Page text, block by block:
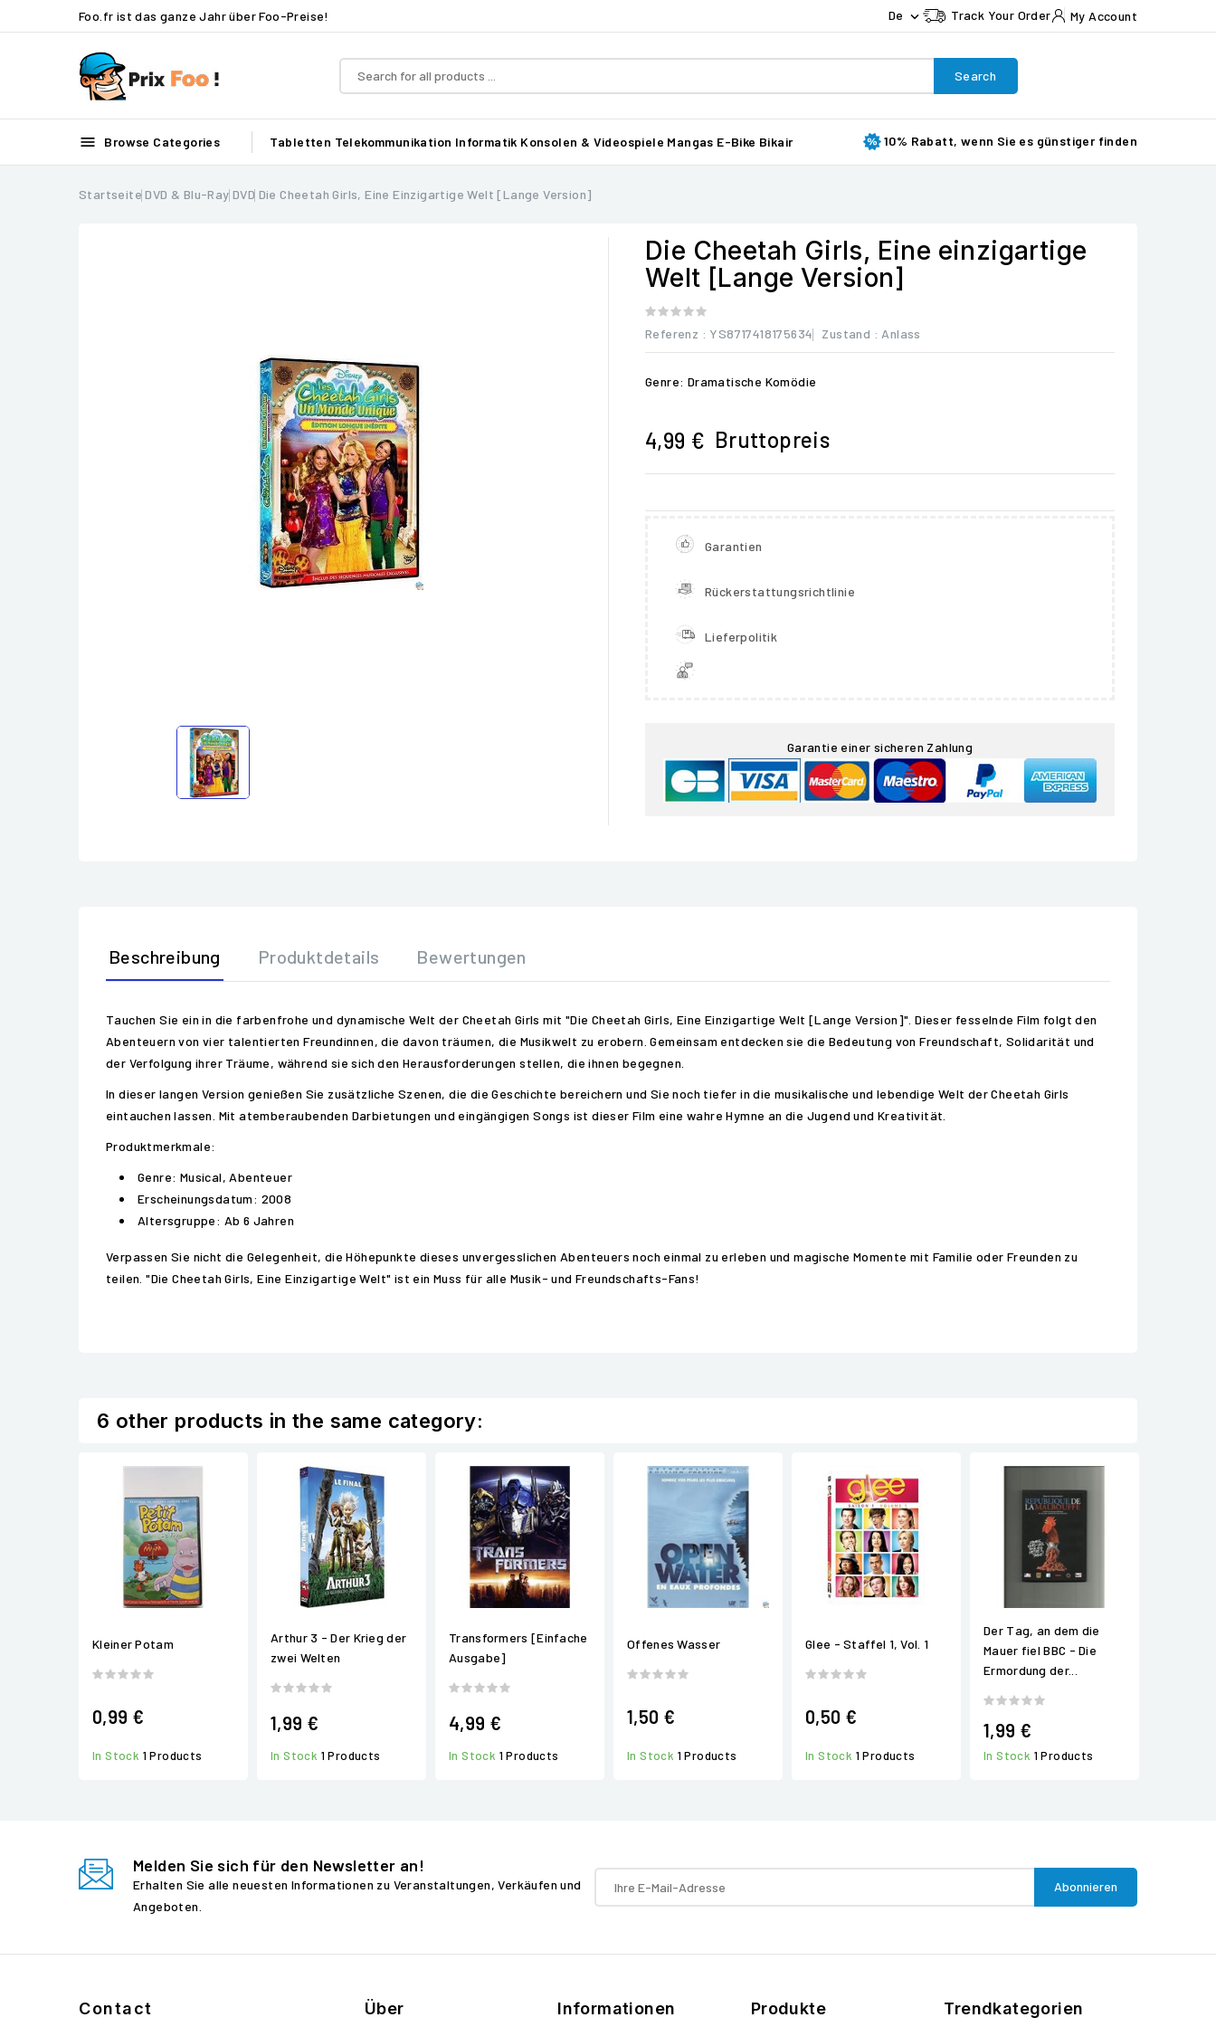
Foo.fr ist das ganze Jahr über Foo-Preise! De  Track Your Order My Account
Search
 Browse Categories Tabletten Telekommunikation Informatik Konsolen & Videospiele Mangas E-Bike Bikair 10% Rabatt, wenn Sie es günstiger finden
Startseite DVD & Blu-Ray DVD Die Cheetah Girls, Eine Einzigartige Welt [Lange Version]
Die Cheetah Girls, Eine einzigartige
Welt [Lange Version]
Referenz : YS8717418175634 Zustand : Anlass
Genre: Dramatische Komödie
4,99 € Bruttopreis
Garantien
Rückerstattungsrichtlinie
Lieferpolitik
Garantie einer sicheren Zahlung
Beschreibung Produktdetails Bewertungen
Tauchen Sie ein in die farbenfrohe und dynamische Welt der Cheetah Girls mit "Die Cheetah Girls, Eine Einzigartige Welt [Lange Version]". Dieser fesselnde Film folgt den
Abenteuern von vier talentierten Freundinnen, die davon träumen, die Musikwelt zu erobern. Gemeinsam entdecken sie die Bedeutung von Freundschaft, Solidarität und
der Verfolgung ihrer Träume, während sie sich den Herausforderungen stellen, die ihnen begegnen.
In dieser langen Version genießen Sie zusätzliche Szenen, die die Geschichte bereichern und Sie noch tiefer in die musikalische und lebendige Welt der Cheetah Girls
eintauchen lassen. Mit atemberaubenden Darbietungen und eingängigen Songs ist dieser Film eine wahre Hymne an die Jugend und Kreativität.
Produktmerkmale:
Genre: Musical, Abenteuer
Erscheinungsdatum: 2008
Altersgruppe: Ab 6 Jahren
Verpassen Sie nicht die Gelegenheit, die Höhepunkte dieses unvergesslichen Abenteuers noch einmal zu erleben und magische Momente mit Familie oder Freunden zu
teilen. "Die Cheetah Girls, Eine Einzigartige Welt" ist ein Muss für alle Musik- und Freundschafts-Fans!
6 other products in the same category:
Kleiner Potam
0,99 €
In Stock 1 Products
Arthur 3 - Der Krieg der
zwei Welten
1,99 €
In Stock 1 Products
Transformers [Einfache
Ausgabe]
4,99 €
In Stock 1 Products
Offenes Wasser
1,50 €
In Stock 1 Products
Glee - Staffel 1, Vol. 1
0,50 €
In Stock 1 Products
Der Tag, an dem die
Mauer fiel BBC - Die
Ermordung der...
1,99 €
In Stock 1 Products
Melden Sie sich für den Newsletter an!
Erhalten Sie alle neuesten Informationen zu Veranstaltungen, Verkäufen und
Angeboten.
Contact Über Informationen Produkte Trendkategorien